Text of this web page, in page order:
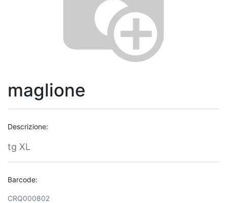
maglione
Descrizione:
tg XL
Barcode:
CRQ000802